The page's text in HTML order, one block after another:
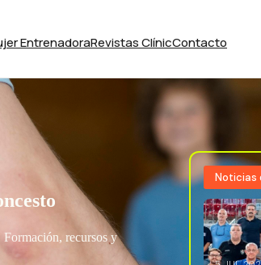
EntrenadoraRevistas ClínicContacto
Formación, recursos y
Noticias